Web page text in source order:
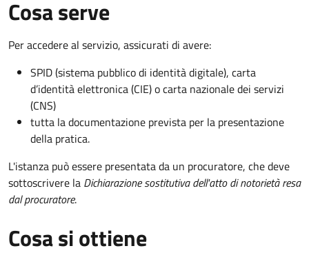
Cosa serve
Per accedere al servizio, assicurati di avere:
SPID (sistema pubblico di identità digitale), carta
d’identità elettronica (CIE) o carta nazionale dei servizi
(CNS)
tutta la documentazione prevista per la presentazione
della pratica.
L'istanza può essere presentata da un procuratore, che deve
sottoscrivere la Dichiarazione sostitutiva dell'atto di notorietà resa
dal procuratore.
Cosa si ottiene